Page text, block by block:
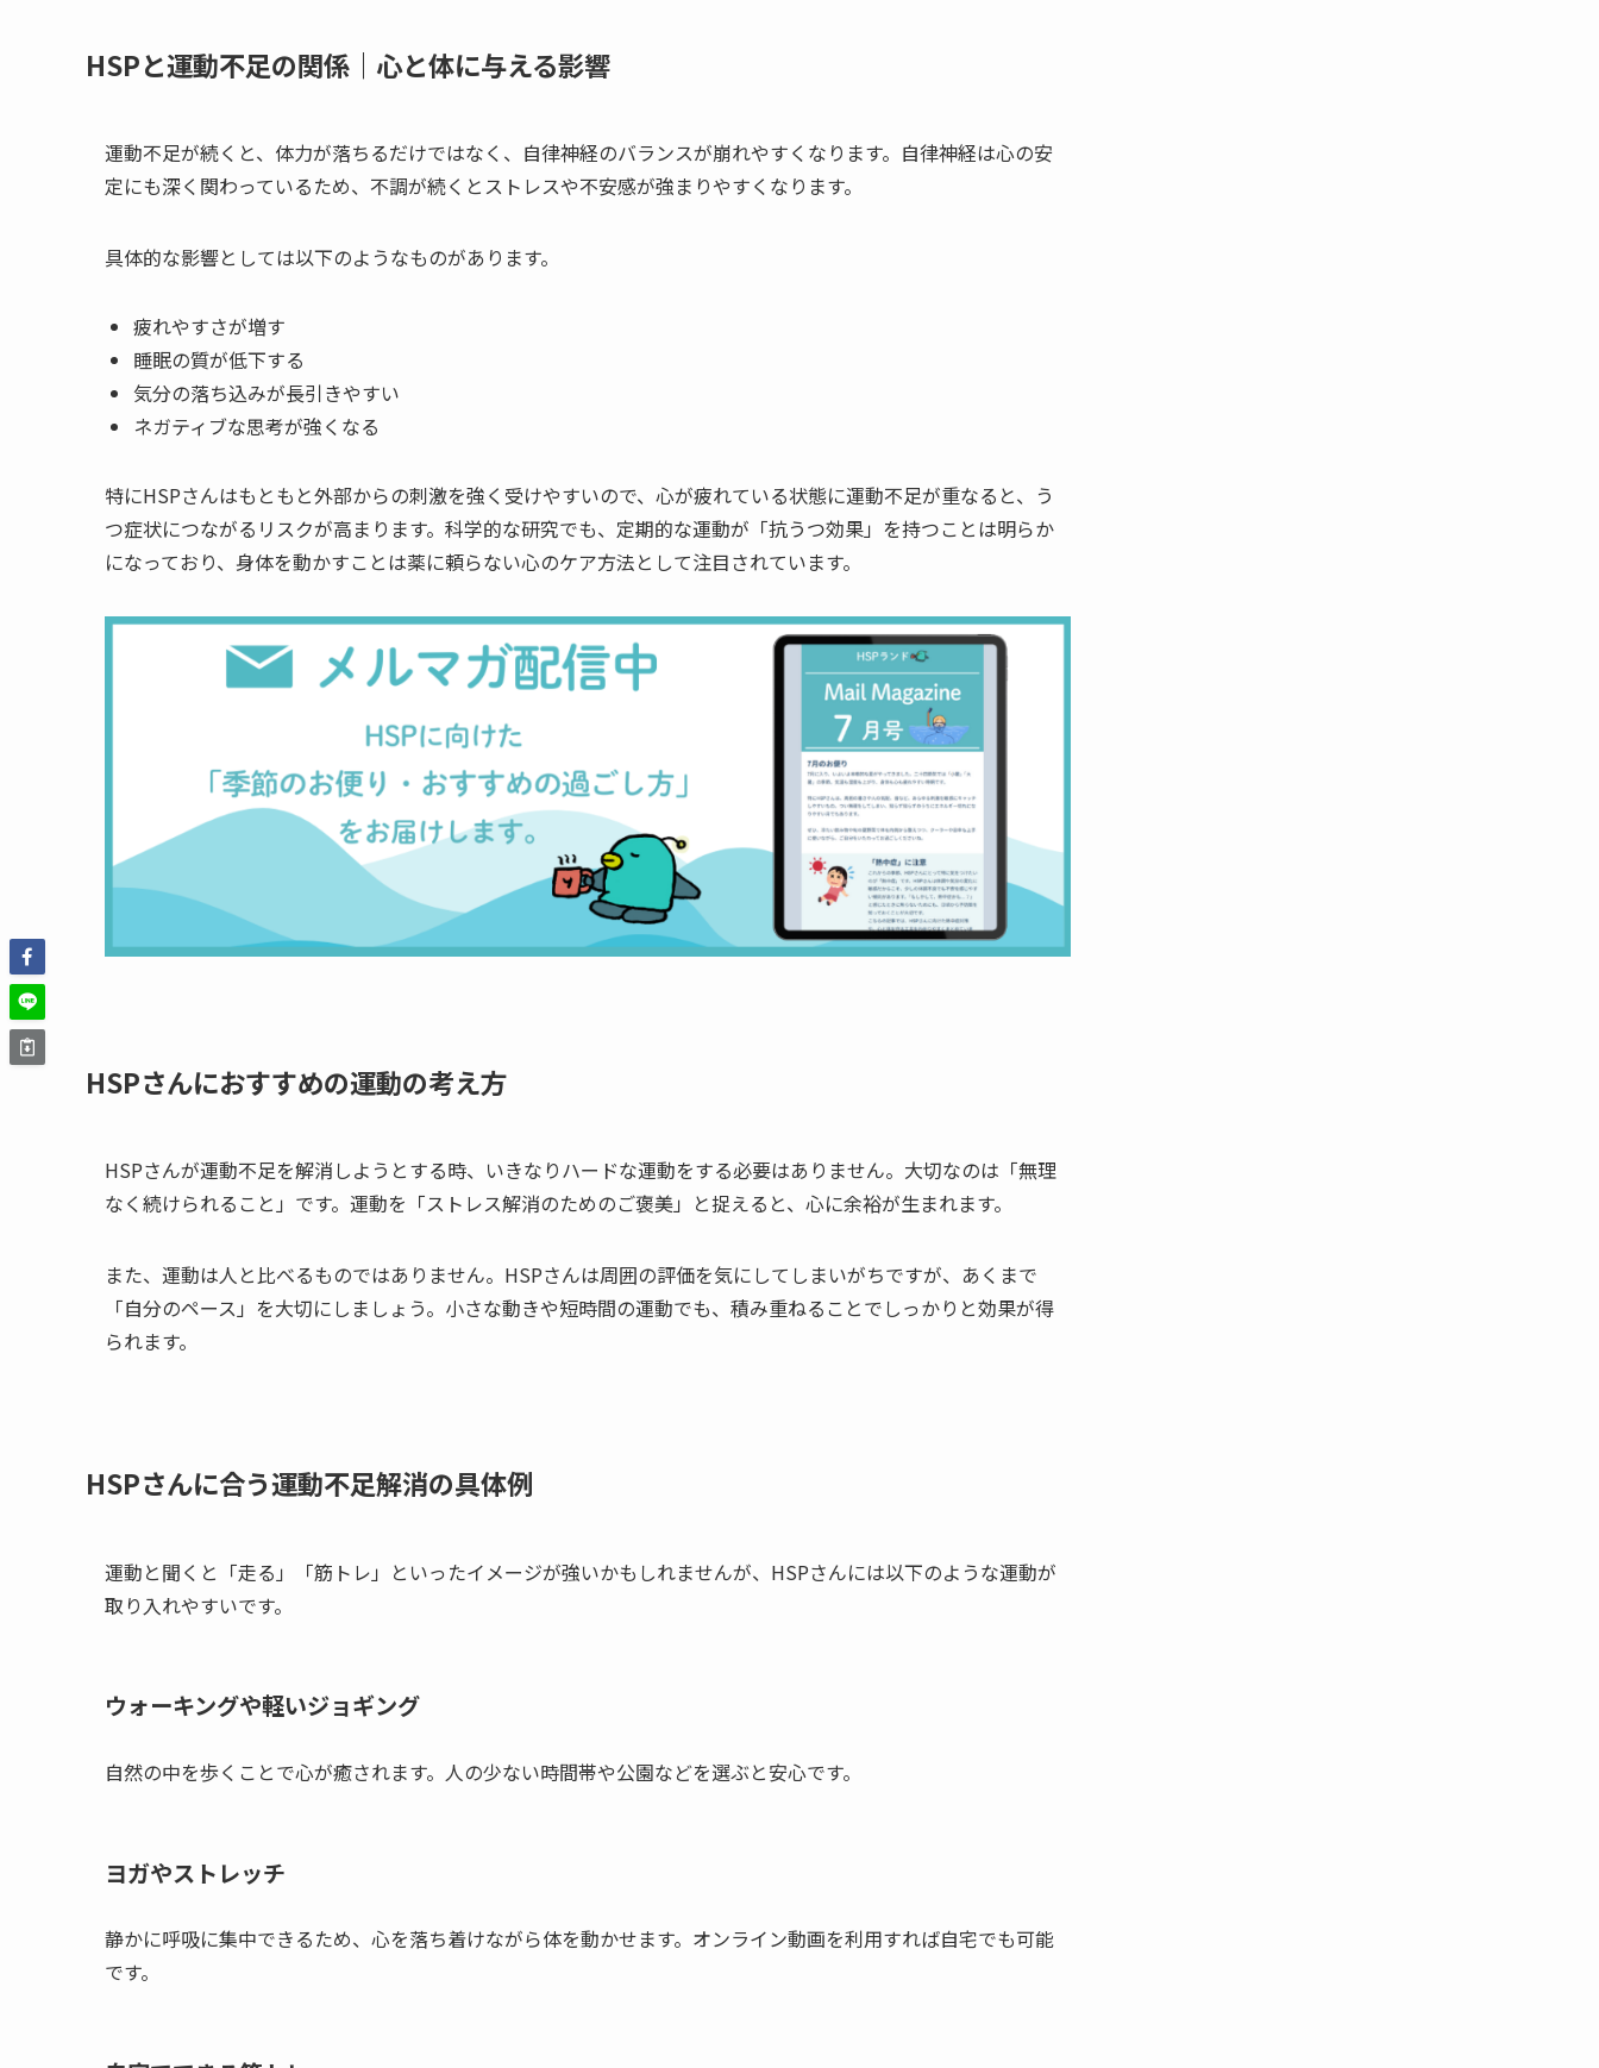
HSPと運動不足の関係｜心と体に与える影響
運動不足が続くと、体力が落ちるだけではなく、自律神経のバランスが崩れやすくなります。自律神経は心の安
定にも深く関わっているため、不調が続くとストレスや不安感が強まりやすくなります。
具体的な影響としては以下のようなものがあります。
疲れやすさが増す
睡眠の質が低下する
気分の落ち込みが長引きやすい
ネガティブな思考が強くなる
特にHSPさんはもともと外部からの刺激を強く受けやすいので、心が疲れている状態に運動不足が重なると、う
つ症状につながるリスクが高まります。科学的な研究でも、定期的な運動が「抗うつ効果」を持つことは明らか
になっており、身体を動かすことは薬に頼らない心のケア方法として注目されています。
HSPさんにおすすめの運動の考え方
HSPさんが運動不足を解消しようとする時、いきなりハードな運動をする必要はありません。大切なのは「無理
なく続けられること」です。運動を「ストレス解消のためのご褒美」と捉えると、心に余裕が生まれます。
また、運動は人と比べるものではありません。HSPさんは周囲の評価を気にしてしまいがちですが、あくまで
「自分のペース」を大切にしましょう。小さな動きや短時間の運動でも、積み重ねることでしっかりと効果が得
られます。
HSPさんに合う運動不足解消の具体例
運動と聞くと「走る」「筋トレ」といったイメージが強いかもしれませんが、HSPさんには以下のような運動が
取り入れやすいです。
ウォーキングや軽いジョギング
自然の中を歩くことで心が癒されます。人の少ない時間帯や公園などを選ぶと安心です。
ヨガやストレッチ
静かに呼吸に集中できるため、心を落ち着けながら体を動かせます。オンライン動画を利用すれば自宅でも可能
です。